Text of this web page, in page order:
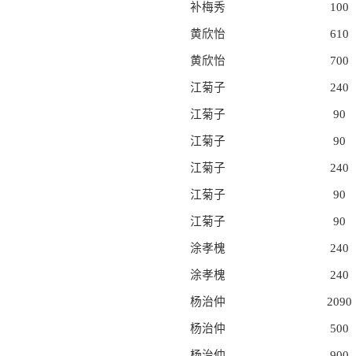
补梅秀 100
黄欣怡 610
黄欣怡 700
江菊子 240
江菊子 90
江菊子 90
江菊子 240
江菊子 90
江菊子 90
涂孝槐 240
涂孝槐 240
杨治仲 2090
杨治仲 500